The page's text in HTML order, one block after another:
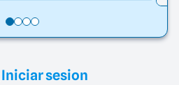
Iniciar sesion